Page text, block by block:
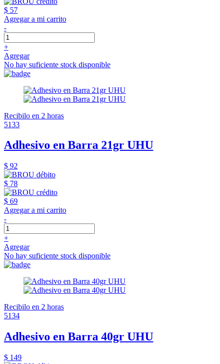
$ 57
Agregar a mi carrito
-
+
Agregar
No hay suficiente stock disponible
Recibilo en 2 horas
5133
Adhesivo en Barra 21gr UHU
$ 92
$ 78
$ 69
Agregar a mi carrito
-
+
Agregar
No hay suficiente stock disponible
Recibilo en 2 horas
5134
Adhesivo en Barra 40gr UHU
$ 149